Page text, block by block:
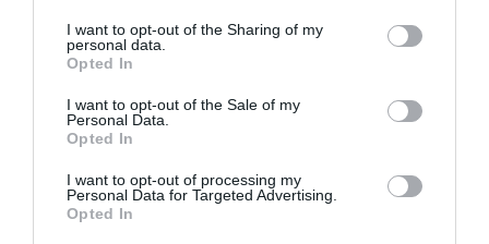
not limited to your visit or usage behaviour. You may click to
grant or deny consent to Google and its third-party tags to
use your data for below specified purposes in below Google
consent section.
I want to opt-out of the Sharing of my
personal data.
Opted In
I want to opt-out of the Sale of my
Personal Data.
Opted In
I want to opt-out of processing my
Personal Data for Targeted Advertising.
Opted In
Τραμπ για την απόφαση στην υπόθεση
επίθεση που δεν είναι τίποτα άλλο παρά
μια στημένη παρωδία»